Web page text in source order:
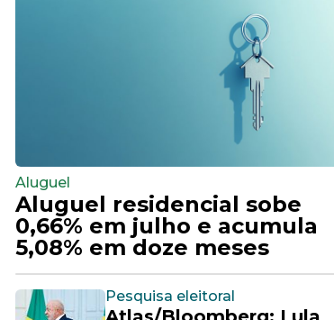
Assinar